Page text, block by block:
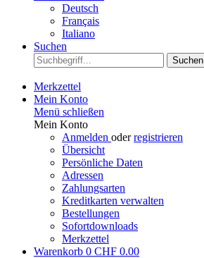
Deutsch
Français
Italiano
Suchen
Suchen
Merkzettel
Mein Konto
Menü schließen
Mein Konto
Anmelden oderregistrieren
Übersicht
Persönliche Daten
Adressen
Zahlungsarten
Kreditkarten verwalten
Bestellungen
Sofortdownloads
Merkzettel
Warenkorb 0 CHF 0.00